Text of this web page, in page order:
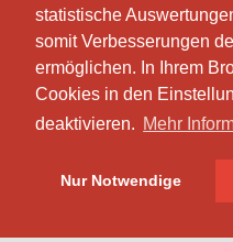
statistische
somit Verbesserungen
ermöglichen. In Ihrem
Cookies in den
deaktivieren. Mehr
Nur Notwendige
statistische
somit Verbesserungen
ermöglichen. In Ihrem
Cookies in den
deaktivieren. Mehr
Nur Notwendige
Einzeleintritt 1
Schnupperabo (10
Tage)